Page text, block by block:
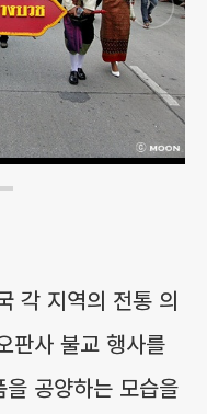
각 지역의 전통 의
판사 불교 행사를
공양하는 모습을